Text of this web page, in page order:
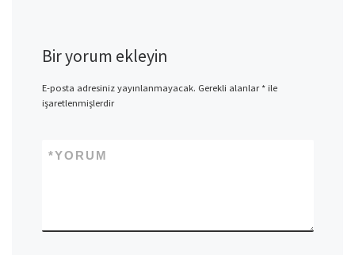
Bir yorum ekleyin
E-posta adresiniz yayınlanmayacak. Gerekli alanlar*ile
işaretlenmişlerdir
YORUM
*